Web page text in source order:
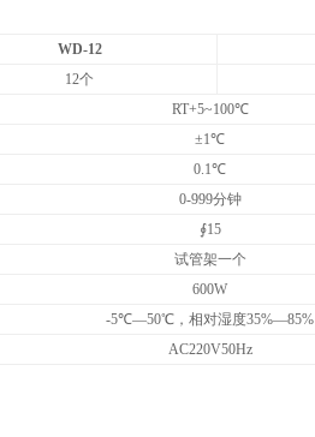
WD-12
12个
RT+5~100℃
±1℃
0.1℃
0-999分钟
∮15
试管架一个
600W
-5℃—50℃ ，相对湿度35%—85%
AC220V50Hz